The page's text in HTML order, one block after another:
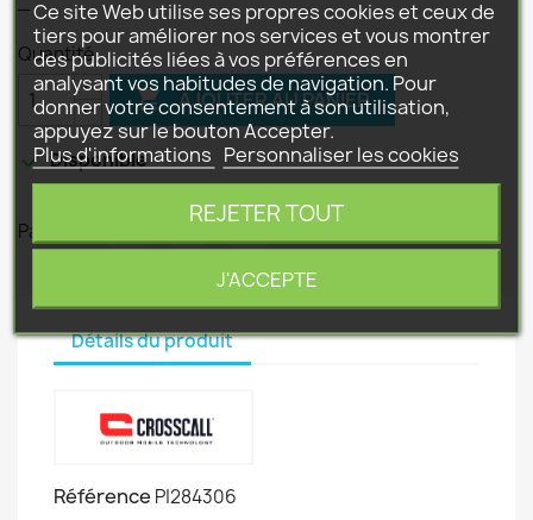
Quantité
 AJOUTER AU PANIER
Disponible
Partager
Détails du produit
Référence P|284306
Ce site Web utilise ses propres cookies et ceux de
tiers pour améliorer nos services et vous montrer
des publicités liées à vos préférences en
analysant vos habitudes de navigation. Pour
donner votre consentement à son utilisation,
appuyez sur le bouton Accepter.
Plus d'informations Personnaliser les cookies
REJETER TOUT
J'ACCEPTE